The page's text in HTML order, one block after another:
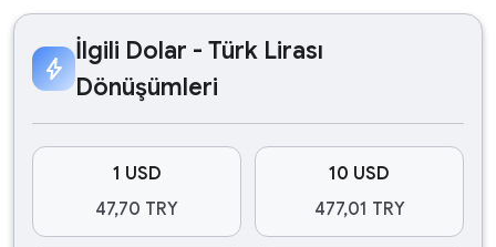
bolt
İlgili Dolar - Türk Lirası
Dönüşümleri
1 USD
47,70 TRY
10 USD
477,01 TRY